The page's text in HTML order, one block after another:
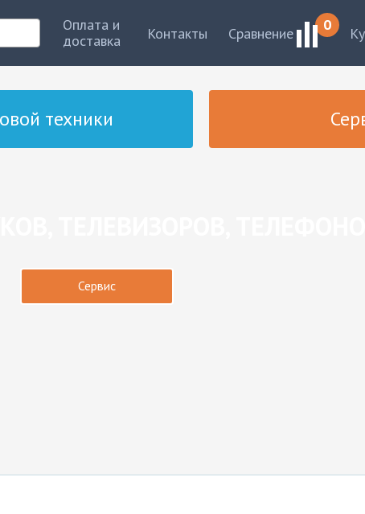
Оплата и
доставка
Контакты Сравнение 0
техники
Сервис